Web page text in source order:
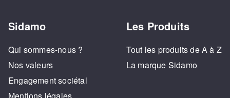
Sidamo
Qui sommes-nous ?
Nos valeurs
Engagement sociétal
Mentions légales
Les Produits
Tout les produits de A à Z
La marque Sidamo